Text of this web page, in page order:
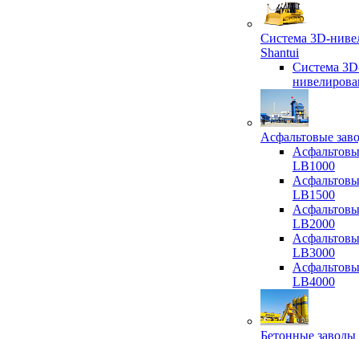
Система 3D-
Shantui
Система
Асфальтовые
LB1000
LB1500
LB2000
LB3000
LB4000
Бетонные заводы